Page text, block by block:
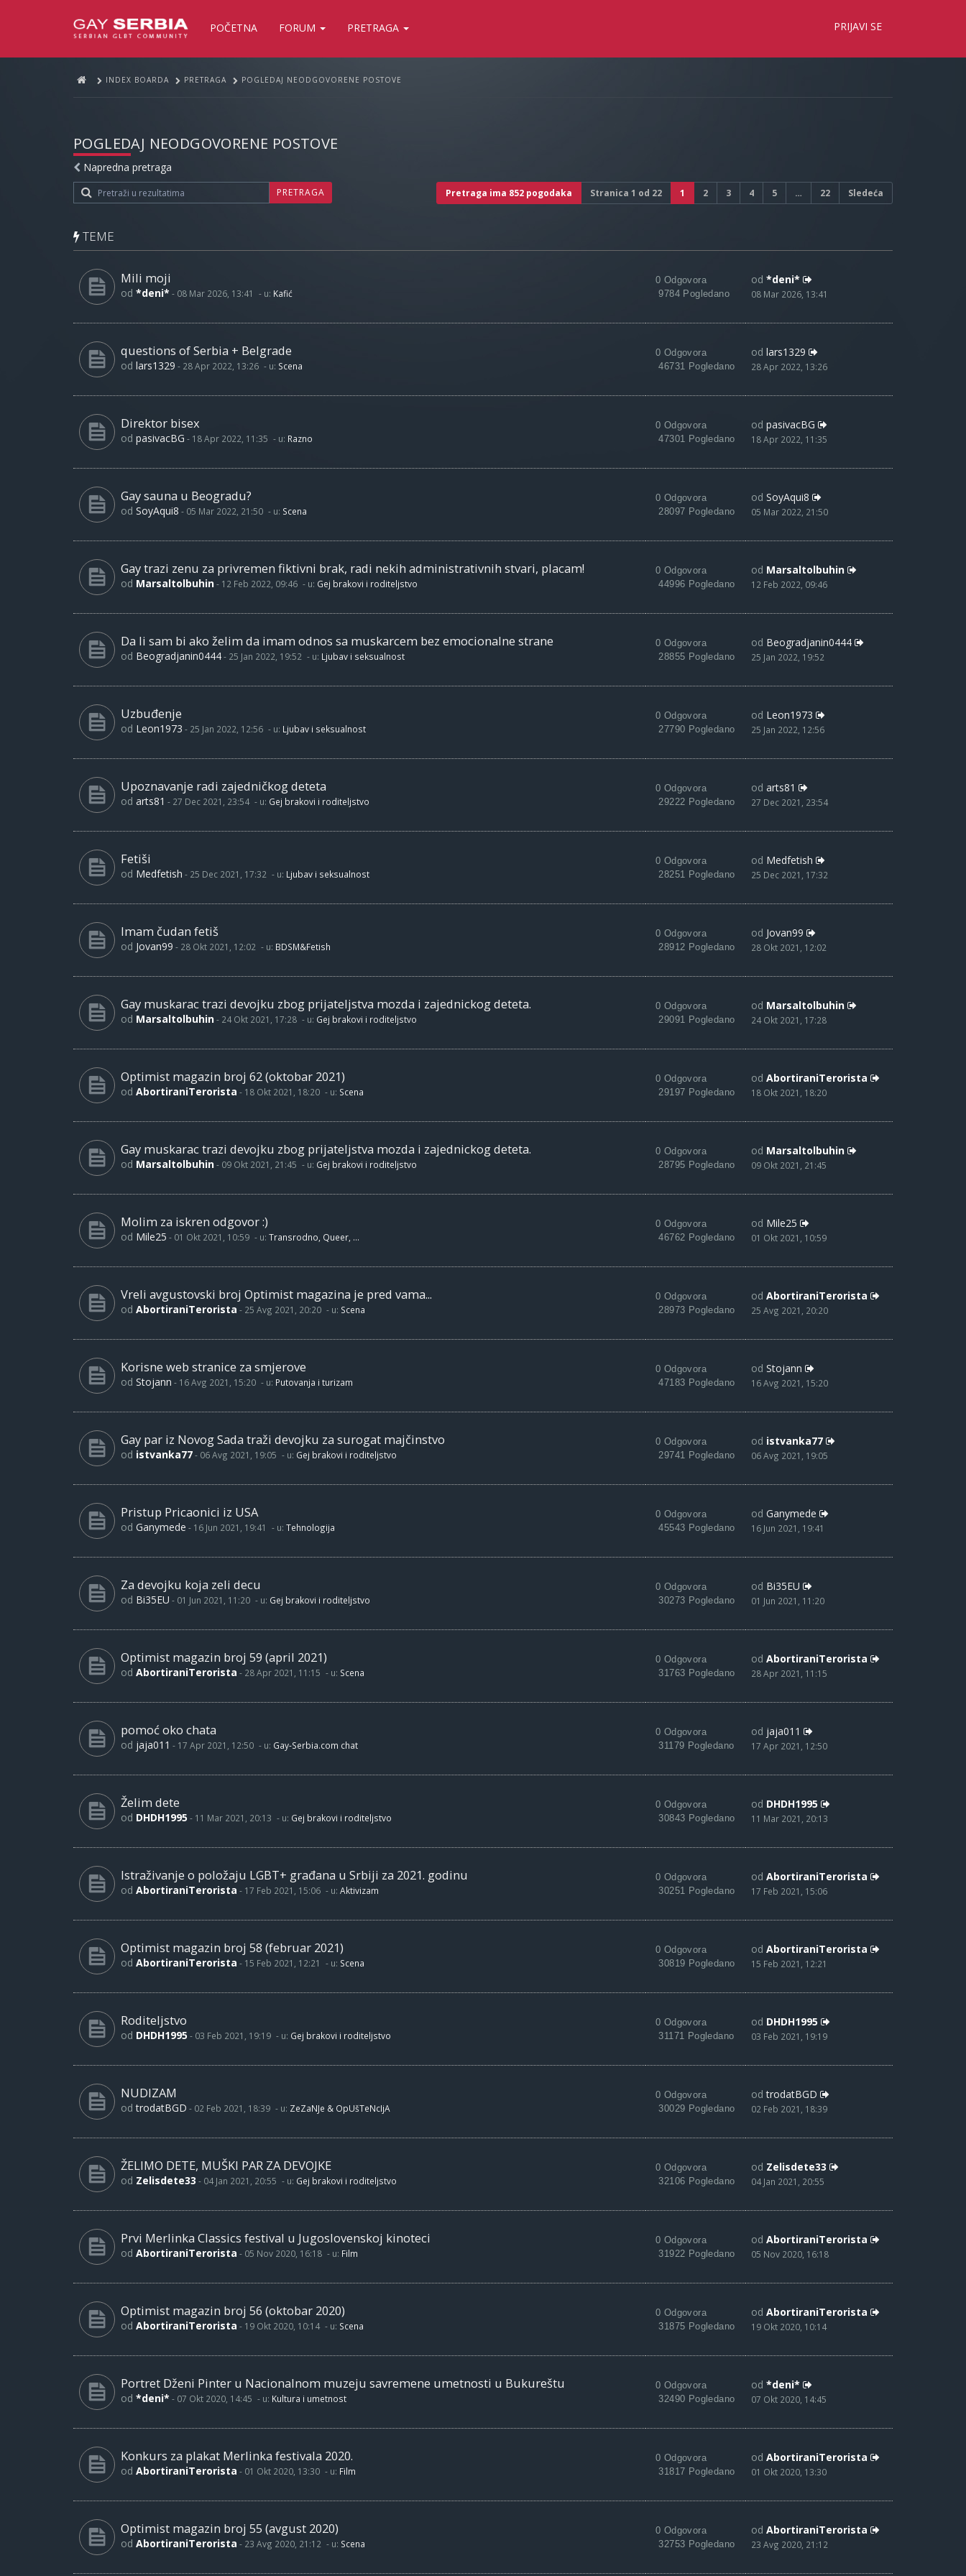
POČETNA FORUM PRETRAGA PRIJAVI SE
INDEX BOARDA PRETRAGA POGLEDAJ NEODGOVORENE POSTOVE
POGLEDAJ NEODGOVORENE POSTOVE
Napredna pretraga
PRETRAGA Pretraga ima 852 pogodaka Stranica 1 od 22 1 2 3 4 5 … 22 Sledeća
TEME
Mili moji
od *deni* - 08 Mar 2026, 13:41 - u: Kafić
0 Odgovora
9784 Pogledano
od *deni*
08 Mar 2026, 13:41
questions of Serbia + Belgrade
od lars1329 - 28 Apr 2022, 13:26 - u: Scena
0 Odgovora
46731 Pogledano
od lars1329
28 Apr 2022, 13:26
Direktor bisex
od pasivacBG - 18 Apr 2022, 11:35 - u: Razno
0 Odgovora
47301 Pogledano
od pasivacBG
18 Apr 2022, 11:35
Gay sauna u Beogradu?
od SoyAqui8 - 05 Mar 2022, 21:50 - u: Scena
0 Odgovora
28097 Pogledano
od SoyAqui8
05 Mar 2022, 21:50
Gay trazi zenu za privremen fiktivni brak, radi nekih administrativnih stvari, placam!
od Marsaltolbuhin- 12 Feb 2022, 09:46 - u: Gej brakovi i roditeljstvo
0 Odgovora
44996 Pogledano
od Marsaltolbuhin
12 Feb 2022, 09:46
Da li sam bi ako želim da imam odnos sa muskarcem bez emocionalne strane
od Beogradjanin0444- 25 Jan 2022, 19:52 - u: Ljubav i seksualnost
0 Odgovora
28855 Pogledano
od Beogradjanin0444
25 Jan 2022, 19:52
Uzbuđenje
od Leon1973 - 25 Jan 2022, 12:56 - u: Ljubav i seksualnost
0 Odgovora
27790 Pogledano
od Leon1973
25 Jan 2022, 12:56
Upoznavanje radi zajedničkog deteta
od arts81 - 27 Dec 2021, 23:54 - u: Gej brakovi i roditeljstvo
0 Odgovora
29222 Pogledano
od arts81
27 Dec 2021, 23:54
Fetiši
od Medfetish - 25 Dec 2021, 17:32 - u: Ljubav i seksualnost
0 Odgovora
28251 Pogledano
od Medfetish
25 Dec 2021, 17:32
Imam čudan fetiš
od Jovan99 - 28 Okt 2021, 12:02 - u: BDSM&Fetish
0 Odgovora
28912 Pogledano
od Jovan99
28 Okt 2021, 12:02
Gay muskarac trazi devojku zbog prijateljstva mozda i zajednickog deteta.
od Marsaltolbuhin- 24 Okt 2021, 17:28 - u: Gej brakovi i roditeljstvo
0 Odgovora
29091 Pogledano
od Marsaltolbuhin
24 Okt 2021, 17:28
Optimist magazin broj 62 (oktobar 2021)
od AbortiraniTerorista - 18 Okt 2021, 18:20 - u: Scena
0 Odgovora
29197 Pogledano
od AbortiraniTerorista
18 Okt 2021, 18:20
Gay muskarac trazi devojku zbog prijateljstva mozda i zajednickog deteta.
od Marsaltolbuhin- 09 Okt 2021, 21:45 - u: Gej brakovi i roditeljstvo
0 Odgovora
28795 Pogledano
od Marsaltolbuhin
09 Okt 2021, 21:45
Molim za iskren odgovor :)
od Mile25 - 01 Okt 2021, 10:59 - u: Transrodno, Queer, ...
0 Odgovora
46762 Pogledano
od Mile25
01 Okt 2021, 10:59
Vreli avgustovski broj Optimist magazina je pred vama...
od AbortiraniTerorista - 25 Avg 2021, 20:20 - u: Scena
0 Odgovora
28973 Pogledano
od AbortiraniTerorista
25 Avg 2021, 20:20
Korisne web stranice za smjerove
od Stojann - 16 Avg 2021, 15:20 - u: Putovanja i turizam
0 Odgovora
47183 Pogledano
od Stojann
16 Avg 2021, 15:20
Gay par iz Novog Sada traži devojku za surogat majčinstvo
od istvanka77- 06 Avg 2021, 19:05 - u: Gej brakovi i roditeljstvo
0 Odgovora
29741 Pogledano
od istvanka77
06 Avg 2021, 19:05
Pristup Pricaonici iz USA
od Ganymede - 16 Jun 2021, 19:41 - u: Tehnologija
0 Odgovora
45543 Pogledano
od Ganymede
16 Jun 2021, 19:41
Za devojku koja zeli decu
od Bi35EU - 01 Jun 2021, 11:20 - u: Gej brakovi i roditeljstvo
0 Odgovora
30273 Pogledano
od Bi35EU
01 Jun 2021, 11:20
Optimist magazin broj 59 (april 2021)
od AbortiraniTerorista - 28 Apr 2021, 11:15 - u: Scena
0 Odgovora
31763 Pogledano
od AbortiraniTerorista
28 Apr 2021, 11:15
pomoć oko chata
od jaja011 - 17 Apr 2021, 12:50 - u: Gay-Serbia.com chat
0 Odgovora
31179 Pogledano
od jaja011
17 Apr 2021, 12:50
Želim dete
od DHDH1995 - 11 Mar 2021, 20:13 - u: Gej brakovi i roditeljstvo
0 Odgovora
30843 Pogledano
od DHDH1995
11 Mar 2021, 20:13
Istraživanje o položaju LGBT+ građana u Srbiji za 2021. godinu
od AbortiraniTerorista - 17 Feb 2021, 15:06 - u: Aktivizam
0 Odgovora
30251 Pogledano
od AbortiraniTerorista
17 Feb 2021, 15:06
Optimist magazin broj 58 (februar 2021)
od AbortiraniTerorista - 15 Feb 2021, 12:21 - u: Scena
0 Odgovora
30819 Pogledano
od AbortiraniTerorista
15 Feb 2021, 12:21
Roditeljstvo
od DHDH1995 - 03 Feb 2021, 19:19 - u: Gej brakovi i roditeljstvo
0 Odgovora
31171 Pogledano
od DHDH1995
03 Feb 2021, 19:19
NUDIZAM
odtrodatBGD - 02 Feb 2021, 18:39 - u: ZeZaNJe & OpUšTeNcIjA
0 Odgovora
30029 Pogledano
odtrodatBGD
02 Feb 2021, 18:39
ŽELIMO DETE, MUŠKI PAR ZA DEVOJKE
od Zelisdete33 - 04 Jan 2021, 20:55 - u: Gej brakovi i roditeljstvo
0 Odgovora
32106 Pogledano
od Zelisdete33
04 Jan 2021, 20:55
Prvi Merlinka Classics festival u Jugoslovenskoj kinoteci
od AbortiraniTerorista - 05 Nov 2020, 16:18 - u: Film
0 Odgovora
31922 Pogledano
od AbortiraniTerorista
05 Nov 2020, 16:18
Optimist magazin broj 56 (oktobar 2020)
od AbortiraniTerorista - 19 Okt 2020, 10:14 - u: Scena
0 Odgovora
31875 Pogledano
od AbortiraniTerorista
19 Okt 2020, 10:14
Portret Dženi Pinter u Nacionalnom muzeju savremene umetnosti u Bukureštu
od *deni* - 07 Okt 2020, 14:45 - u: Kultura i umetnost
0 Odgovora
32490 Pogledano
od *deni*
07 Okt 2020, 14:45
Konkurs za plakat Merlinka festivala 2020.
od AbortiraniTerorista - 01 Okt 2020, 13:30 - u: Film
0 Odgovora
31817 Pogledano
od AbortiraniTerorista
01 Okt 2020, 13:30
Optimist magazin broj 55 (avgust 2020)
od AbortiraniTerorista - 23 Avg 2020, 21:12 - u: Scena
0 Odgovora
32753 Pogledano
od AbortiraniTerorista
23 Avg 2020, 21:12